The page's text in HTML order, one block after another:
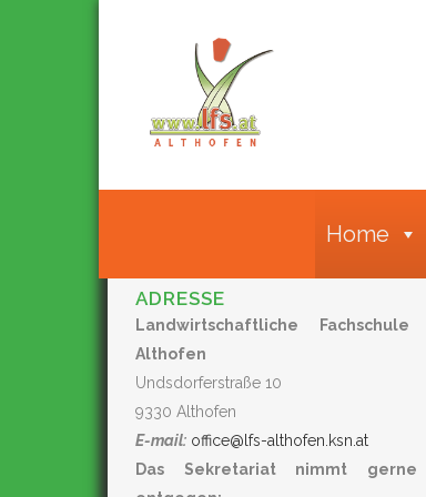
Home
ADRESSE
Landwirtschaftliche
Althofen
Undsdorferstraße 10
9330 Althofen
E-mail: office@lfs-althofen.ksn.at
Das Sekretariat nimmt